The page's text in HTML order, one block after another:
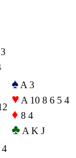
♠ A 3
♥ A 10 8 6 5 4
♦ 8 4
♣ A K J